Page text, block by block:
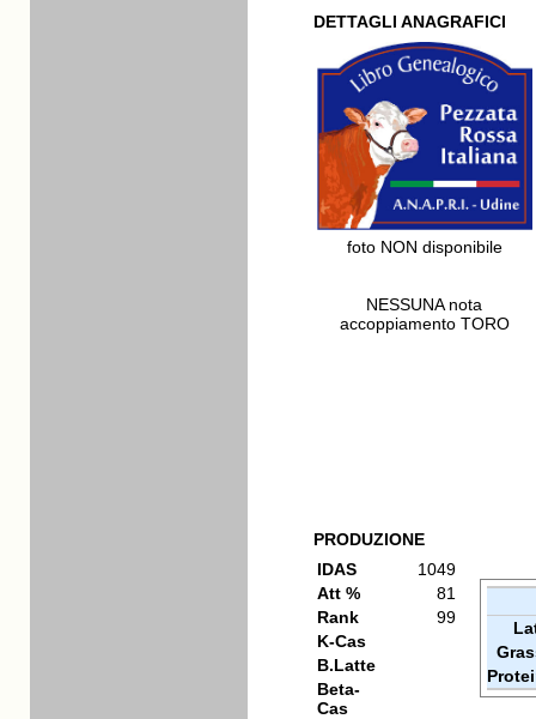
DETTAGLI ANAGRAFICI
foto NON disponibile
NESSUNA nota
accoppiamento TORO
PRODUZIONE
IDAS
1049
Att %
81
Rank
99
K-Cas
B.Latte
Beta-
Cas